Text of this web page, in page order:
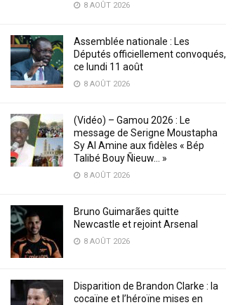
8 AOÛT 2026
Assemblée nationale : Les
Députés officiellement convoqués,
ce lundi 11 août
8 AOÛT 2026
(Vidéo) – Gamou 2026 : Le
message de Serigne Moustapha
Sy Al Amine aux fidèles « Bép
Talibé Bouy Ñieuw… »
8 AOÛT 2026
Bruno Guimarães quitte
Newcastle et rejoint Arsenal
8 AOÛT 2026
Disparition de Brandon Clarke : la
cocaïne et l’héroïne mises en